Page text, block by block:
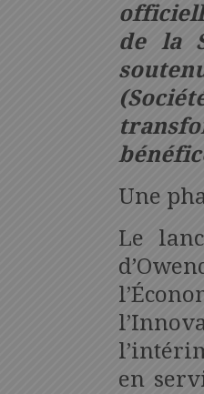
de la
Une
Le
en